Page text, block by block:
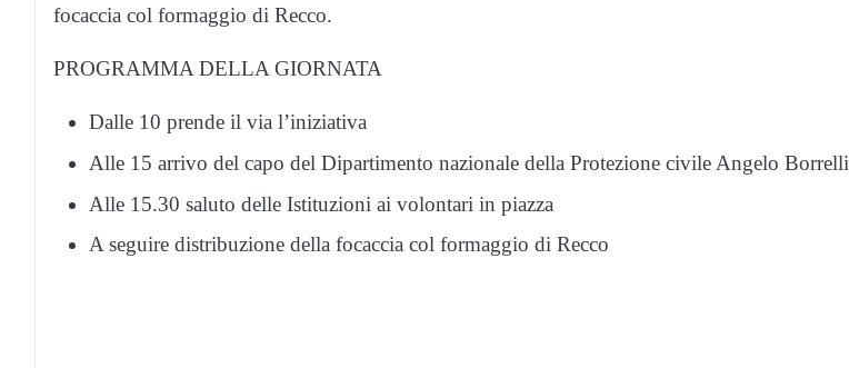
focaccia col formaggio di Recco.
PROGRAMMA DELLA GIORNATA
Dalle 10 prende il via l’iniziativa
Alle 15 arrivo del capo del Dipartimento nazionale della Protezione civile Angelo Borrelli
Alle 15.30 saluto delle Istituzioni ai volontari in piazza
A seguire distribuzione della focaccia col formaggio di Recco